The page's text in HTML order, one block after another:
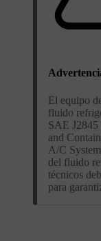
El equipo
fluido
SAE
and
A/C
del fluido
técnicos
para